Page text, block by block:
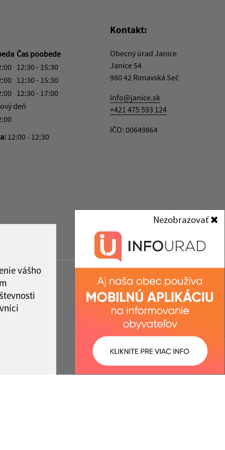
vášho
Nezobrazovať
Čas poobede
12:30 - 15:30
12:30 - 15:30
12:30 - 17:00
deň
12:00 - 12:30
Kontakt:
Obecný úrad Janice
Janice 54
980 42 Rimavská Seč
info@janice.sk
+421 475 593 124
IČO: 00649864